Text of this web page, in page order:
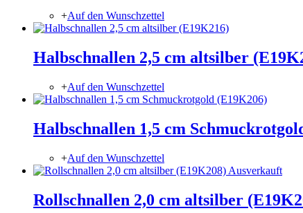
+Auf den Wunschzettel
Halbschnallen 2,5 cm altsilber
+Auf den Wunschzettel
Halbschnallen 1,5 cm
+Auf den Wunschzettel
Rollschnallen 2,0 cm altsilber